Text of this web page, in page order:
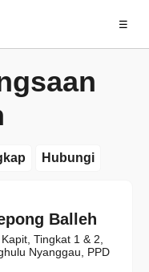
☰
Hubungi
Balleh
Tingkat 1 & 2,
Nyanggau, PPD